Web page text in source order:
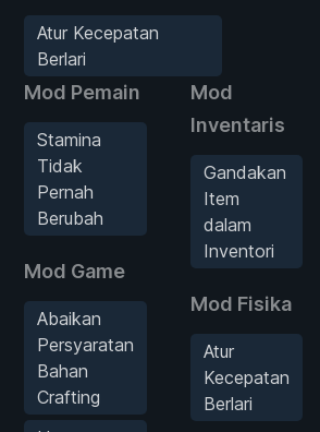
Atur Kecepatan
Berlari
Mod Pemain
Stamina
Tidak
Pernah
Berubah
Mod Game
Abaikan
Persyaratan
Bahan
Crafting
Mod
Inventaris
Gandakan
Item
dalam
Inventori
Mod Fisika
Atur
Kecepatan
Berlari